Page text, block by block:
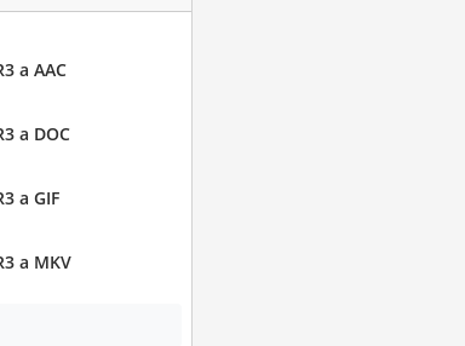
a AAC
a DOC
a GIF
a MKV